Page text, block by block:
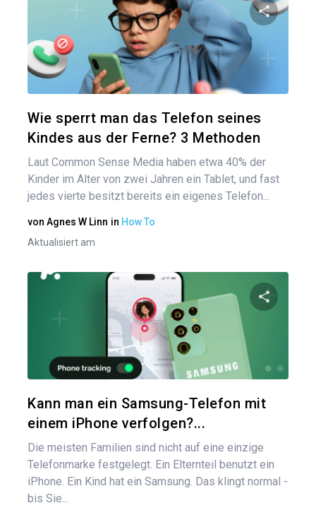
Wie sperrt man das Telefon seines
Kindes aus der Ferne? 3 Methoden
Laut Common Sense Media haben etwa 40% der
Kinder im Alter von zwei Jahren ein Tablet, und fast
jedes vierte besitzt bereits ein eigenes Telefon...
von Agnes W Linn in How To
Aktualisiert am
Kann man ein Samsung-Telefon mit
einem iPhone verfolgen?...
Die meisten Familien sind nicht auf eine einzige
Telefonmarke festgelegt. Ein Elternteil benutzt ein
iPhone. Ein Kind hat ein Samsung. Das klingt normal -
bis Sie...